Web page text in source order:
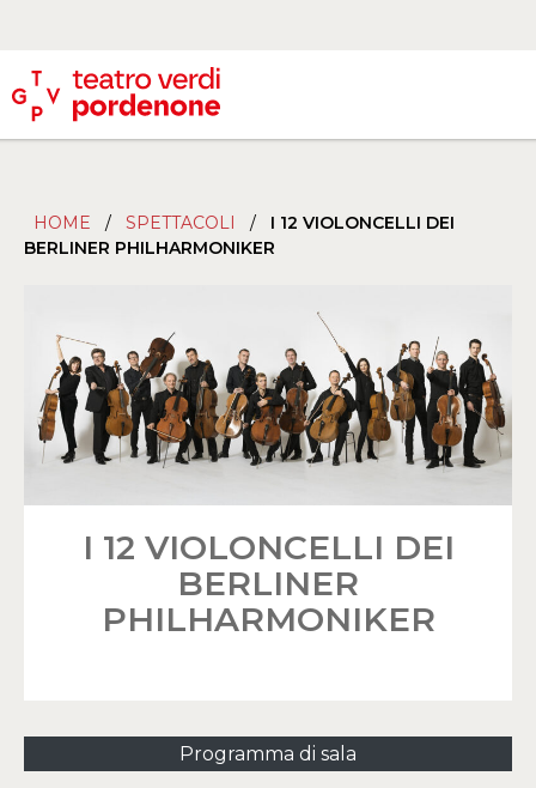
HOME / SPETTACOLI /
I 12 VIOLONCELLI DEI
BERLINER PHILHARMONIKER
I 12 VIOLONCELLI DEI
BERLINER
PHILHARMONIKER
Programma di sala